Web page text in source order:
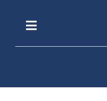
contenidoToggle
Navigation